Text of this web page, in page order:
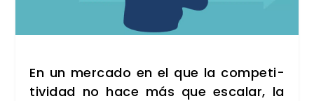
En un mer­ca­do en el que la com­pe­ti­
ti­vi­dad no hace más que esca­lar, la